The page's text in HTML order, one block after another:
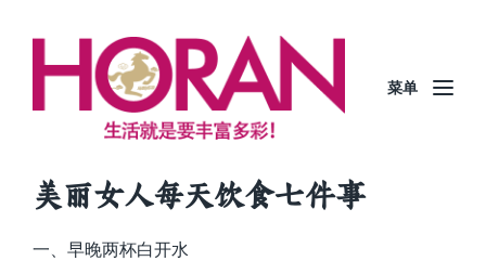
菜单
美丽女人每天饮食七件事
一、早晚两杯白开水